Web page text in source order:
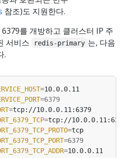
참조)도 지원한다.
를 개방하고 클러스터 IP 주
서비스
redis-primary 는, 다음
.
=
=6379
=
=
=
=6379
=